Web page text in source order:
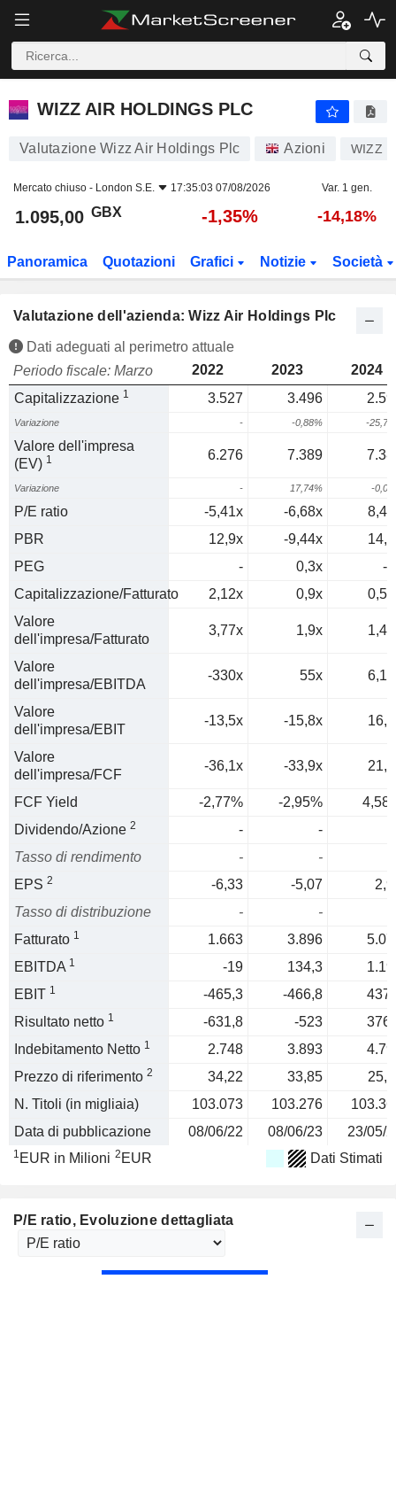
WIZZ AIR HOLDINGS PLC
WIZZ AIR HOLDINGS PLC
Valutazione Wizz Air Holdings Plc Azioni WIZZ
Mercato chiuso - London S.E. 17:35:03 07/08/2026 Var. 1 gen.
1.095,00 GBX -1,35% -14,18%
Panoramica Quotazioni Grafici Notizie Società
Valutazione dell'azienda: Wizz Air Holdings Plc
Dati adeguati al perimetro attuale
Periodo fiscale: Marzo
2022 2023
2024
Capitalizzazione 1 3.527 3.496
Variazione - -0,88% -
Valore dell'impresa
(EV) 1 6.276 7.389
Variazione - 17,74% -
P/E ratio -5,41x -6,68x
PBR
12,9x -9,44x
PEG
- 0,3x
-
Capitalizzazione/Fatturato
2,12x 0,9x
Valore
dell'impresa/Fatturato
3,77x 1,9x
Valore
dell'impresa/EBITDA
-330x 55x
Valore
dell'impresa/EBIT
-13,5x -15,8x
Valore
dell'impresa/FCF
-36,1x -33,9x
FCF Yield -2,77% -2,95%
Dividendo/Azione 2 -
-
Tasso di rendimento
-
-
EPS 2 -6,33 -5,07
Tasso di distribuzione
-
-
Fatturato 1 1.663 3.896
EBITDA 1 -19 134,3
EBIT 1 -465,3 -466,8
Risultato netto 1 -631,8 -523
Indebitamento Netto 1 2.748 3.893
Prezzo di riferimento 2 34,22 33,85
N. Titoli (in migliaia)
103.073 103.276
Data di pubblicazione
08/06/22 08/06/23 23/05/
1 EUR in Milioni 2 EUR Dati Stimati
P/E ratio, Evoluzione dettagliata